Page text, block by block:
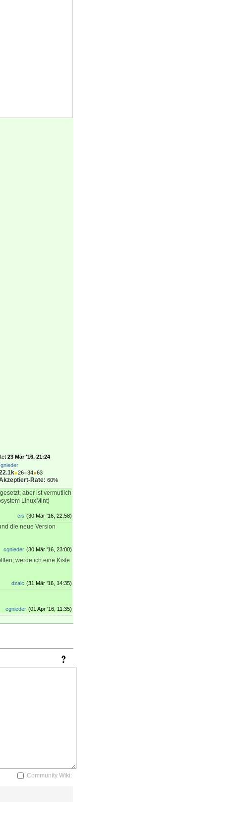
23 Mär '16, 21:24
●26●34●63
Rate: 60%
aber ist vermutlich
LinuxMint)
(30 Mär '16, 22:58)
cis
die neue Version
(30 Mär '16, 23:00)
cgnieder
werde ich eine Kiste
(31 Mär '16, 14:35)
dzaic
(01 Apr '16, 11:35)
cgnieder
Community Wiki: